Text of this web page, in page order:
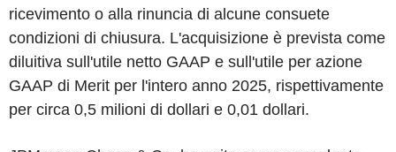
ricevimento o alla rinuncia di alcune consuete
condizioni di chiusura. L'acquisizione è prevista come
diluitiva sull'utile netto GAAP e sull'utile per azione
GAAP di Merit per l'intero anno 2025, rispettivamente
per circa 0,5 milioni di dollari e 0,01 dollari.